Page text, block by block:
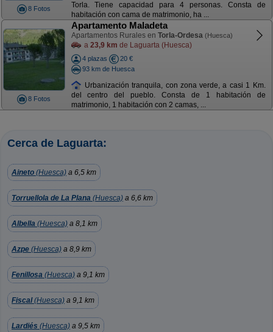
8 Fotos
Torla. Tiene capacidad para 4 personas. Consta de
habitación con cama de matrimonio, ha ...
8 Fotos
Apartamento Maladeta
Apartamentos Rurales en Torla-Ordesa (Huesca)
a 23,9 km de Laguarta (Huesca)
4 plazas
20 €
93 km de Huesca
Urbanización tranquila, con zona verde, a casi 1 Km.
del centro del pueblo. Consta de 1 habitación de
matrimonio, 1 habitación con 2 camas, ...
Cerca de Laguarta:
Aineto (Huesca) a 6,5 km
Torruellola de La Plana (Huesca) a 6,6 km
Albella (Huesca) a 8,1 km
Azpe (Huesca) a 8,9 km
Fenillosa (Huesca) a 9,1 km
Fiscal(Huesca) a 9,1 km
Lardiés (Huesca) a 9,5 km